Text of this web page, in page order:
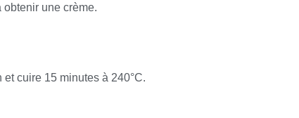
obtenir une crème.
cuire 15 minutes à 240°C.